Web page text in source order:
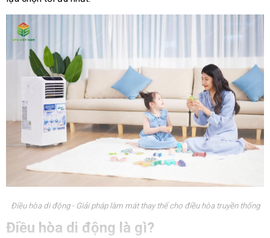
Điều hòa di động - Giải pháp làm mát thay thế cho điều hòa truyền thống
Điều hòa di động là gì?